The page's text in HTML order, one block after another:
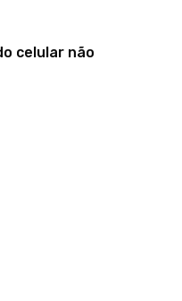
celular não